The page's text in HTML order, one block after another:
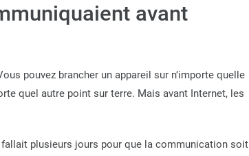
avant
pouvez brancher un appareil sur n’importe quelle
quel autre point sur terre. Mais avant Internet, les
plusieurs jours pour que la communication soit